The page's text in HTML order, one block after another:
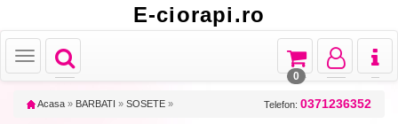
E-ciorapi.ro
Toggle
navigation
Toggle
Toggle
navigation
Toggle
navigation
Toggle
navigation
0
Acasa » BARBATI » SOSETE » Telefon: 0371236352